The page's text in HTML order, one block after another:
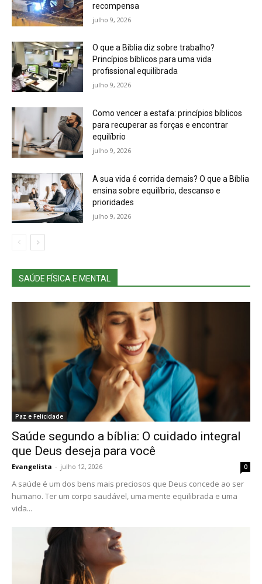
recompensa
julho 9, 2026
O que a Bíblia diz sobre trabalho?
Princípios bíblicos para uma vida
profissional equilibrada
julho 9, 2026
Como vencer a estafa: princípios bíblicos
para recuperar as forças e encontrar
equilíbrio
julho 9, 2026
A sua vida é corrida demais? O que a Bíblia
ensina sobre equilíbrio, descanso e
prioridades
julho 9, 2026
SAÚDE FÍSICA E MENTAL
Paz e Felicidade
Saúde segundo a bíblia: O cuidado integral
que Deus deseja para você
Evangelista - julho 12, 2026 0
A saúde é um dos bens mais preciosos que Deus concede ao ser
humano. Ter um corpo saudável, uma mente equilibrada e uma
vida...